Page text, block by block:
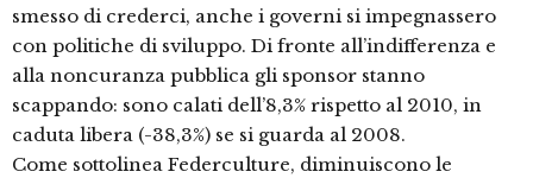
smesso di crederci, anche i governi si impegnassero
con politiche di sviluppo. Di fronte all’indifferenza e
alla noncuranza pubblica gli sponsor stanno
scappando: sono calati dell’8,3% rispetto al 2010, in
caduta libera (-38,3%) se si guarda al 2008.
Come sottolinea Federculture, diminuiscono le